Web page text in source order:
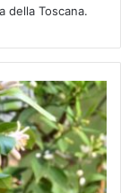
della Toscana.